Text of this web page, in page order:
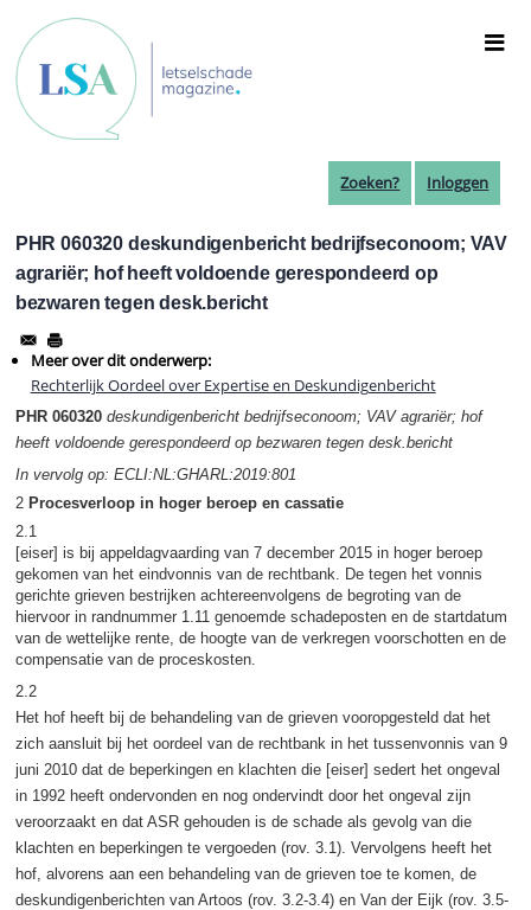
naar
de
inhoud
gaan
Zoeken? Inloggen
PHR 060320 deskundigenbericht bedrijfseconoom; VAV
agrariër; hof heeft voldoende gerespondeerd op
bezwaren tegen desk.bericht
Meer over dit onderwerp:
Rechterlijk Oordeel over Expertise en Deskundigenbericht
PHR 060320 deskundigenbericht bedrijfseconoom; VAV agrariër; hof
heeft voldoende gerespondeerd op bezwaren tegen desk.bericht
In vervolg op: ECLI:NL:GHARL:2019:801
2 Procesverloop in hoger beroep en cassatie
2.1
[eiser] is bij appeldagvaarding van 7 december 2015 in hoger beroep
gekomen van het eindvonnis van de rechtbank. De tegen het vonnis
gerichte grieven bestrijken achtereenvolgens de begroting van de
hiervoor in randnummer 1.11 genoemde schadeposten en de startdatum
van de wettelijke rente, de hoogte van de verkregen voorschotten en de
compensatie van de proceskosten.
2.2
Het hof heeft bij de behandeling van de grieven vooropgesteld dat het
zich aansluit bij het oordeel van de rechtbank in het tussenvonnis van 9
juni 2010 dat de beperkingen en klachten die [eiser] sedert het ongeval
in 1992 heeft ondervonden en nog ondervindt door het ongeval zijn
veroorzaakt en dat ASR gehouden is de schade als gevolg van die
klachten en beperkingen te vergoeden (rov. 3.1). Vervolgens heeft het
hof, alvorens aan een behandeling van de grieven toe te komen, de
deskundigenberichten van Artoos (rov. 3.2-3.4) en Van der Eijk (rov. 3.5-